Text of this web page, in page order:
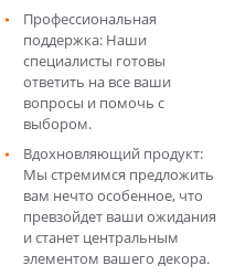
Профессиональная
поддержка: Наши
специалисты готовы
ответить на все ваши
вопросы и помочь с
выбором.
Вдохновляющий продукт:
Мы стремимся предложить
вам нечто особенное, что
превзойдет ваши ожидания
и станет центральным
элементом вашего декора.